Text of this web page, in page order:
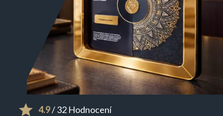
4.9/ 32 Hodnocení